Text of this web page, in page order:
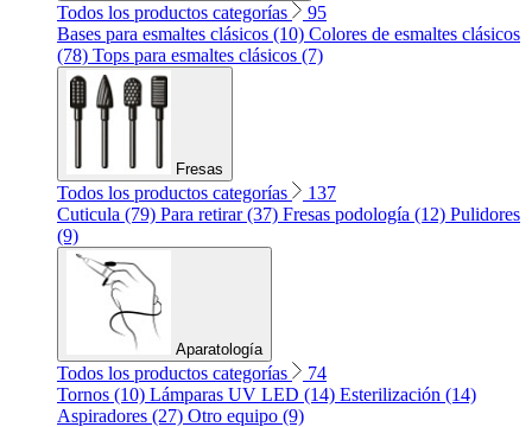
Todos los productos categorías
95
Bases para esmaltes clásicos (10) Colores de esmaltes clásicos
(78) Tops para esmaltes clásicos (7)
Fresas
Todos los productos categorías
137
Cuticula (79) Para retirar (37) Fresas podología (12) Pulidores
(9)
Aparatología
Todos los productos categorías
74
Tornos (10) Lámparas UV LED (14) Esterilización (14)
Aspiradores (27) Otro equipo (9)